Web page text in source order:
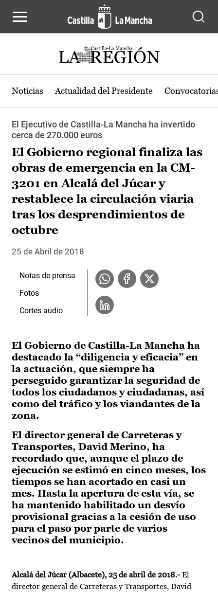
Noticias Actualidad del Presidente
El Ejecutivo de Castilla-La Mancha ha invertido
cerca de 270.000 euros
El Gobierno regional finaliza las
obras de emergencia en la CM-
3201 en Alcalá del Júcar y
restablece la circulación viaria
tras los desprendimientos de
octubre
25 de Abril de 2018
El Gobierno de Castilla-La Mancha ha
destacado la “diligencia y eficacia” en
la actuación, que siempre ha
perseguido garantizar la seguridad de
todos los ciudadanos y ciudadanas, así
como del tráfico y los viandantes de la
zona.
El director general de Carreteras y
Transportes, David Merino, ha
recordado que, aunque el plazo de
ejecución se estimó en cinco meses, los
tiempos se han acortado en casi un
mes. Hasta la apertura de esta vía, se
ha mantenido habilitado un desvío
provisional gracias a la cesión de uso
para el paso por parte de varios
vecinos del municipio.
Alcalá del Júcar (Albacete), 25 de abril de 2018.- El
director general de Carreteras y Transportes, David
Notas de prensa
Fotos
Cortes audio